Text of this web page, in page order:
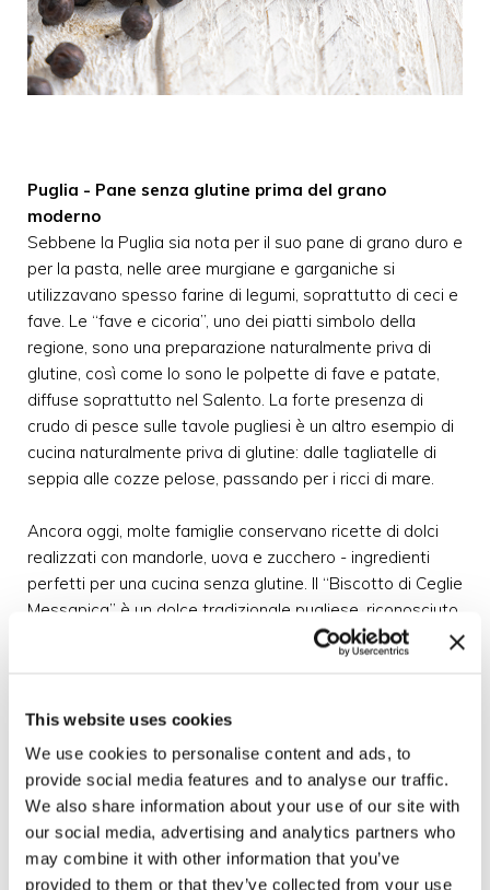
This website uses cookies
We use cookies to personalise content and ads, to
provide social media features and to analyse our traffic.
We also share information about your use of our site with
our social media, advertising and analytics partners who
may combine it with other information that you’ve
provided to them or that they’ve collected from your use
Puglia - Pane senza glutine prima del grano
moderno
Sebbene la Puglia sia nota per il suo pane di grano duro e
per la pasta, nelle aree murgiane e garganiche si
utilizzavano spesso farine di legumi, soprattutto di ceci e
fave. Le “fave e cicoria”, uno dei piatti simbolo della
regione, sono una preparazione naturalmente priva di
glutine, così come lo sono le polpette di fave e patate,
diffuse soprattutto nel Salento. La forte presenza di
crudo di pesce sulle tavole pugliesi è un altro esempio di
cucina naturalmente priva di glutine: dalle tagliatelle di
seppia alle cozze pelose, passando per i ricci di mare.
Ancora oggi, molte famiglie conservano ricette di dolci
realizzati con mandorle, uova e zucchero - ingredienti
perfetti per una cucina senza glutine. Il “Biscotto di Ceglie
Messapica” è un dolce tradizionale pugliese, riconosciuto
come Presidio Slow Food. Questo biscotto è
caratterizzato dalla sua pasta di mandorle, un impasto
limone, rosolio di agrumi e uova, farcito con marmellata di
Calabria - La castagna regina della montagna
La Calabria, con le sue aree montane come la Sila e
l’Aspromonte, ha fatto della castagna una risorsa
alimentare fondamentale per secoli. La farina di